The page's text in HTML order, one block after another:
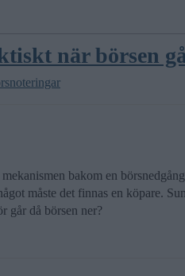
när börsen
bakom en
måste det finnas en köpare.
går då börsen ner?